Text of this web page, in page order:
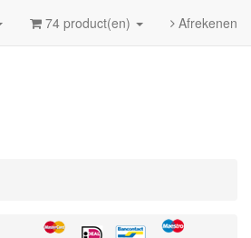
74 product(en) Afrekenen